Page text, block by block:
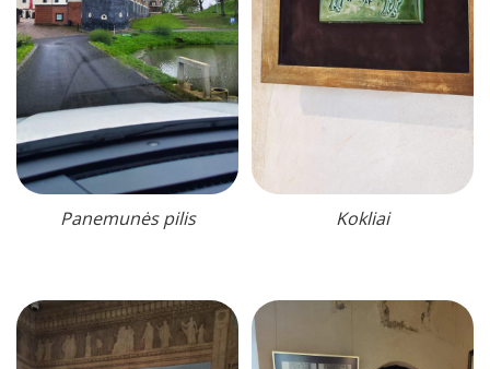
Panemunės pilis Kokliai